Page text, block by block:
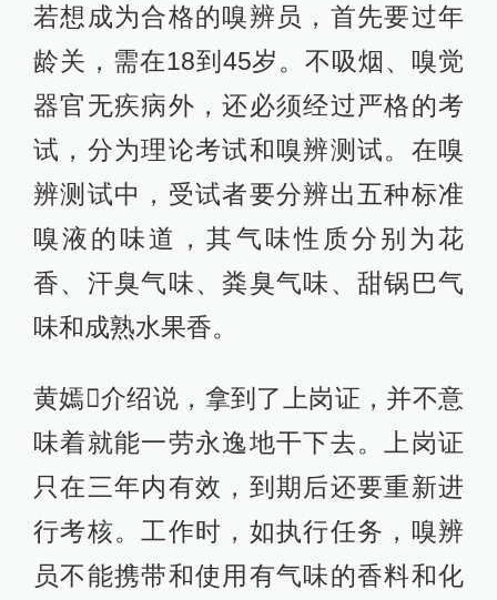
若想成为合格的嗅辨员，首先要过年
龄关，需在18到45岁。不吸烟、嗅觉
器官无疾病外，还必须经过严格的考
试，分为理论考试和嗅辨测试。在嗅
辨测试中，受试者要分辨出五种标准
嗅液的味道，其气味性质分别为花
香、汗臭气味、粪臭气味、甜锅巴气
味和成熟水果香。
黄嫣介绍说，拿到了上岗证，并不意
味着就能一劳永逸地干下去。上岗证
只在三年内有效，到期后还要重新进
行考核。工作时，如执行任务，嗅辨
员不能携带和使用有气味的香料和化